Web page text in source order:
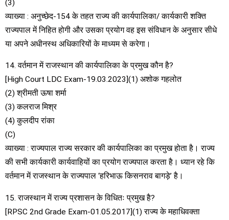
(3)
व्याख्या : अनुच्छेद-154 के तहत राज्य की कार्यपालिका/ कार्यकारी शक्ति
राज्यपाल में निहित होगी और उसका प्रयोग वह इस संविधान के अनुसार सीधे
या अपने अधीनस्थ अधिकारियों के माध्यम से करेगा।
14. वर्तमान में राजस्थान की कार्यपालिका के प्रमुख कौन है?
[High Court LDC Exam-19.03.2023](1) अशोक गहलोत
(2) श्रीमती ऊषा शर्मा
(3) कलराज मिश्र
(4) कुलदीप रांका
(C)
व्याख्या : राज्यपाल राज्य सरकार की कार्यपालिका का प्रमुख होता है। राज्य
की सभी कार्यकारी कार्यवाहियों का प्रयोग राज्यपाल करता है। ध्यान रहे कि
वर्तमान में राजस्थान के राज्यपाल ‘हरिभाऊ किसनराव बागड़े’ है।
15. राजस्थान में राज्य प्रशासन के विधितः प्रमुख है?
[RPSC 2nd Grade Exam-01.05.2017](1) राज्य के महाधिवक्ता